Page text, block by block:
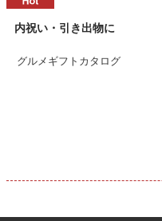
内祝い・引き出物に
グルメギフトカタログ